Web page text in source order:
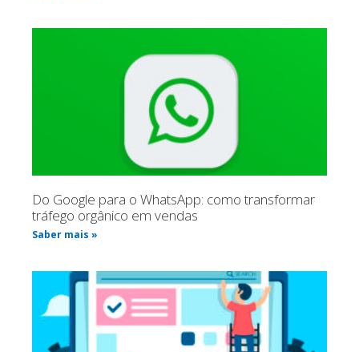
Do Google para o WhatsApp: como transformar
tráfego orgânico em vendas
Saber mais »